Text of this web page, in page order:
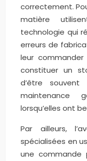
correctement.
matière
technologie qui
erreurs de
leur
constituer un
d’être souvent
maintenance
lorsqu’elles ont
Par ailleurs,
spécialisées en
une commande